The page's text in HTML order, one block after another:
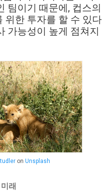
팀이기 때문에, 컵스의
위한 투자를 할 수 있다
가능성이 높게 점쳐지
on Unsplash
래